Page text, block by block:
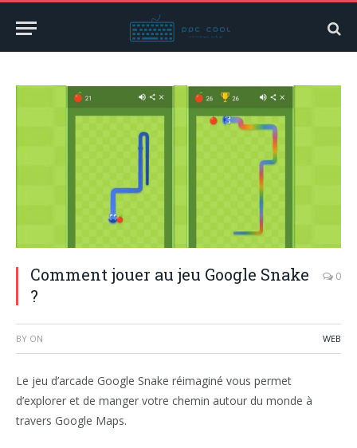
Comment jouer au jeu Google Snake
?
0
BY ON WEB
Le jeu d’arcade Google Snake réimaginé vous permet
d’explorer et de manger votre chemin autour du monde à
travers Google Maps.